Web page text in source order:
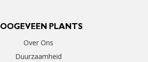
PLANTS
Over Ons
Duurzaamheid